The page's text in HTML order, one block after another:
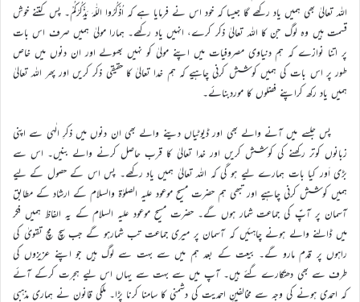
اللہ تعالیٰ بھی ہمیں یاد رکھے گا جیسا کہ خود اس نے فرمایا ہے کہ اُذْکُرُوا اللّٰہَ یَذْکُرْکُمْ۔ پس کتنے خوش
قسمت ہیں وہ لوگ جن کا اللہ تعالیٰ ذکر کرے، انہیں یاد رکھے۔ ہمارا مولیٰ ہمیں صرف اس بات
پر اتنا نوازے کہ ہم دنیاوی مصروفیات میں اپنے مولیٰ کو نہیں بھولے اور ان دنوں میں خاص
طور پر اس بات کی ہمیں کوشش کرنی چاہیے کہ ہم خدا تعالیٰ کا حقیقی ذکر کریں اور پھر اللہ تعالیٰ
ہمیں یاد رکھ کراپنے فضلوں کا موردبنائے۔
پس جلسے میں آنے والے بھی اور ڈیوٹیاں دینے والے بھی ان دنوں میں ذکرِ الٰہی سے اپنی
زبانوں کوتر رکھنے کی کوشش کریں اور خدا تعالیٰ کا قرب حاصل کرنے والے بنیں۔ اس سے
بڑی اَور کیا بات ہمارے لیے ہو گی کہ اللہ تعالیٰ ہمیں یاد رکھے۔ پس اس کے حصول کے لیے
ہمیں کوشش کرنی چاہیے اور تبھی ہم حضرت مسیح موعود علیہ الصلوٰة والسلام کے ارشاد کے مطابق
آسمان پر آپؑ کی جماعت شمار ہوں گے۔ حضرت مسیح موعود علیہ السلام کے یہ الفاظ ہمیں فکر
میں ڈالنے والے ہونے چاہئیں کہ آسمان پر میری جماعت تب شمارہو گے جب سچ مچ تقویٰ کی
راہوں پر قدم مارو گے۔ بیعت کے بعد ہم میں سے بہت سے لوگ ہیں جو اپنے عزیزوں کی
طرف سے بھی دھتکارے گئے ہیں۔ آپ میں سے بہت سے یہاں اس لیے ہجرت کرکے آئے
کہ احمدی ہونے کی وجہ سے مخالفینِ احمدیت کی دشمنی کا سامنا کرنا پڑا۔ ملکی قانون نے ہماری مذہبی